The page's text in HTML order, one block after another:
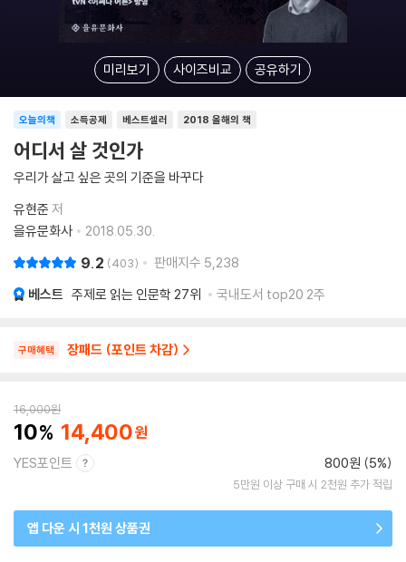
미리보기 사이즈비교 공유하기
소득공제 베스트셀러
오늘의책 2018 올해의 책
어디서 살 것인가
우리가 살고 싶은 곳의 기준을 바꾸다
유현준 저
을유문화사
2018.05.30.
9.2 403 판매지수 5,238
베스트 주제로 읽는 인문학 27위 국내도서 top20 2주
구매혜택 장패드 (포인트 차감)
16,000원
10 14,400
YES포인트 800원 (5%)
5만원 이상 구매 시 2천원 추가 적립
앱 다운 시 1천원 상품권